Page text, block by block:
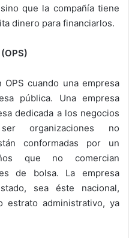
que la compañía tiene
dinero para financiarlos.
cuando una empresa
pública. Una empresa
dedicada a los negocios
organizaciones no
conformadas por un
que no comercian
de bolsa. La empresa
sea éste nacional,
estrato administrativo, ya